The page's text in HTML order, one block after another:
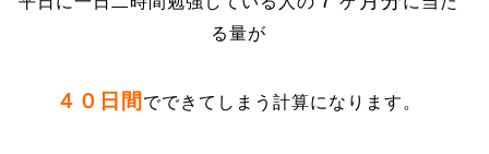
る量が
４０日間 でできてしまう計算になります。